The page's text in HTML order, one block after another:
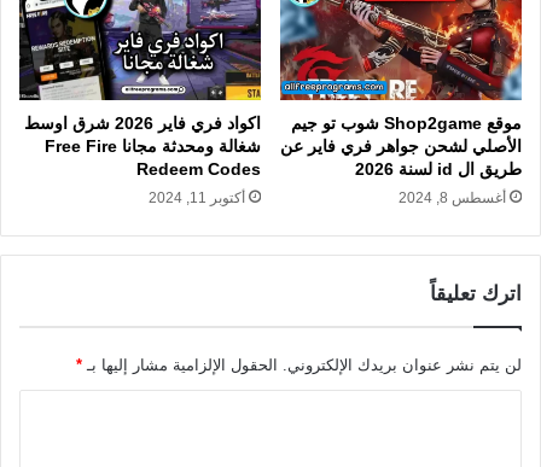
موقع Shop2game شوب تو جيم
الأصلي لشحن جواهر فري فاير عن
طريق ال id لسنة 2026
أغسطس 8, 2024
اكواد فري فاير 2026 شرق اوسط
شغالة ومحدثة مجانا Free Fire
Redeem Codes
أكتوبر 11, 2024
اترك تعليقاً
لن يتم نشر عنوان بريدك الإلكتروني. الحقول الإلزامية مشار إليها بـ *